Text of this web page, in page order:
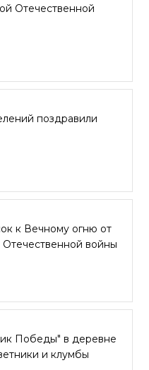
Отечественной
поздравили
к Вечному огню от
войны
Победы" в деревне
и клумбы